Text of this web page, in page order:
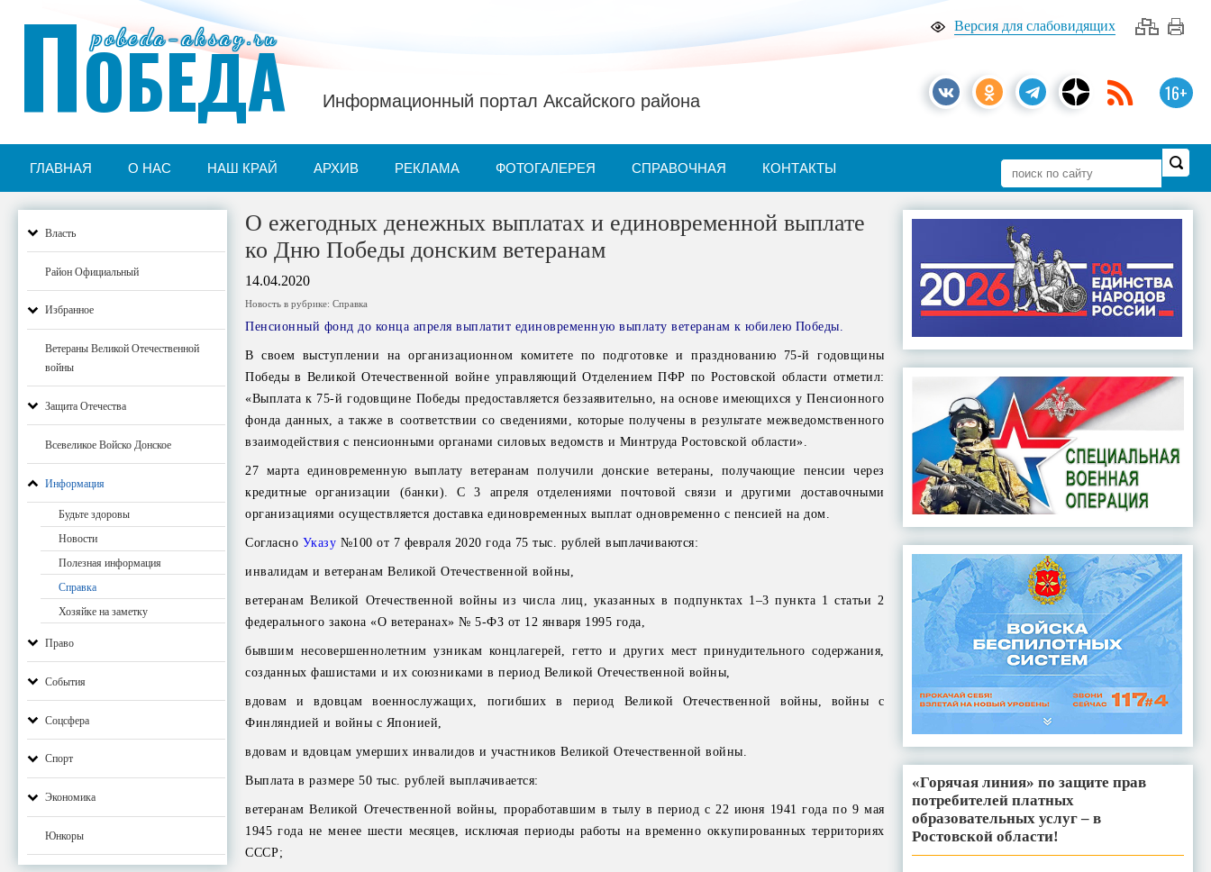
Версия для слабовидящих
16+
pobeda-aksay.ru
ПОБЕДА Информационный портал Аксайского района
ГЛАВНАЯ О НАС НАШ КРАЙ АРХИВ РЕКЛАМА ФОТОГАЛЕРЕЯ СПРАВОЧНАЯ КОНТАКТЫ
Власть
Район Официальный
Избранное
Ветераны Великой Отечественной
войны
Защита Отечества
Всевеликое Войско Донское
Информация
Будьте здоровы
Новости
Полезная информация
Справка
Хозяйке на заметку
Право
События
Соцсфера
Спорт
Экономика
Юнкоры
О ежегодных денежных выплатах и единовременной выплате
ко Дню Победы донским ветеранам
14.04.2020
Новость в рубрике:Справка
Пенсионный фонд до конца апреля выплатит единовременную выплату ветеранам к юбилею Победы.
В своем выступлении на организационном комитете по подготовке и празднованию 75-й годовщины
Победы в Великой Отечественной войне управляющий Отделением ПФР по Ростовской области отметил:
«Выплата к 75-й годовщине Победы предоставляется беззаявительно, на основе имеющихся у Пенсионного
фонда данных, а также в соответствии со сведениями, которые получены в результате межведомственного
взаимодействия с пенсионными органами силовых ведомств и Минтруда Ростовской области».
27 марта единовременную выплату ветеранам получили донские ветераны, получающие пенсии через
кредитные организации (банки). С 3 апреля отделениями почтовой связи и другими доставочными
организациями осуществляется доставка единовременных выплат одновременно с пенсией на дом.
Согласно Указу №100 от 7 февраля 2020 года 75 тыс. рублей выплачиваются:
инвалидам и ветеранам Великой Отечественной войны,
ветеранам Великой Отечественной войны из числа лиц, указанных в подпунктах 1–3 пункта 1 статьи 2
федерального закона «О ветеранах» № 5-ФЗ от 12 января 1995 года,
бывшим несовершеннолетним узникам концлагерей, гетто и других мест принудительного содержания,
созданных фашистами и их союзниками в период Великой Отечественной войны,
вдовам и вдовцам военнослужащих, погибших в период Великой Отечественной войны, войны с
Финляндией и войны с Японией,
вдовам и вдовцам умерших инвалидов и участников Великой Отечественной войны.
Выплата в размере 50 тыс. рублей выплачивается:
ветеранам Великой Отечественной войны, проработавшим в тылу в период с 22 июня 1941 года по 9 мая
1945 года не менее шести месяцев, исключая периоды работы на временно оккупированных территориях
СССР;
«Горячая линия» по защите прав
потребителей платных
образовательных услуг – в
Ростовской области!